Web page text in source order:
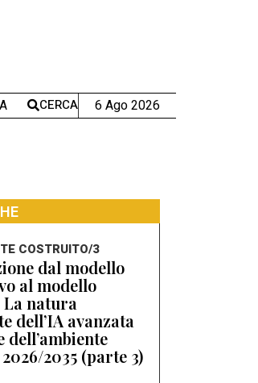
CERCA 6 Ago 2026
COSTRUITO/3
dal modello
al modello
natura
dell’IA avanzata
dell’ambiente
2035 (parte 3)